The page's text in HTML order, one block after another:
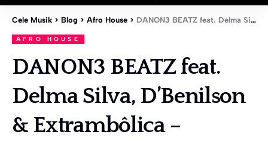
Cele Musik > Blog > Afro House > DANON3 BEATZ feat. Delma Silva, D’Benilson & Extrambôlica – Dificuldade
AFRO HOUSE
DANON3 BEATZ feat.
Delma Silva, D’Benilson
& Extrambôlica –